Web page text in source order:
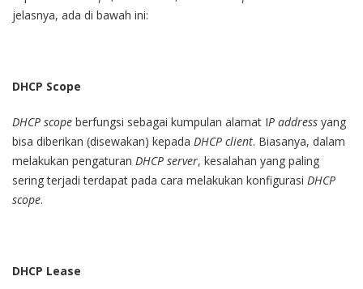
jelasnya, ada di bawah ini:
DHCP Scope
DHCP scope berfungsi sebagai kumpulan alamat IP address yang
bisa diberikan (disewakan) kepada DHCP client. Biasanya, dalam
melakukan pengaturan DHCP server, kesalahan yang paling
sering terjadi terdapat pada cara melakukan konfigurasi DHCP
scope.
DHCP Lease